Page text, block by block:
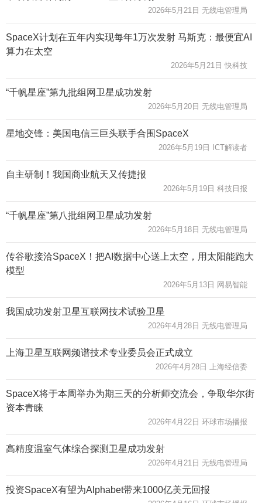
2026年5月21日 无线电管理局
SpaceX计划在五年内实现每年1万次发射 马斯克：最便宜AI
算力在太空
2026年5月21日 快科技
“千帆星座”第九批组网卫星成功发射
2026年5月20日 无线电管理局
星地交锋：美国电信三巨头联手合围SpaceX
2026年5月19日 ICT解读者
自主研制！我国商业航天又传捷报
2026年5月19日 科技日报
“千帆星座”第八批组网卫星成功发射
2026年5月18日 无线电管理局
传谷歌接洽SpaceX！把AI数据中心送上太空，用太阳能跑大
模型
2026年5月13日 网易智能
我国成功发射卫星互联网技术试验卫星
2026年4月28日 无线电管理局
上海卫星互联网频谱技术专业委员会正式成立
2026年4月28日 上海经信委
SpaceX将于本周举办为期三天的分析师交流会，争取华尔街
资本青睐
2026年4月22日 环球市场播报
高精度温室气体综合探测卫星成功发射
2026年4月21日 无线电管理局
投资SpaceX有望为Alphabet带来1000亿美元回报